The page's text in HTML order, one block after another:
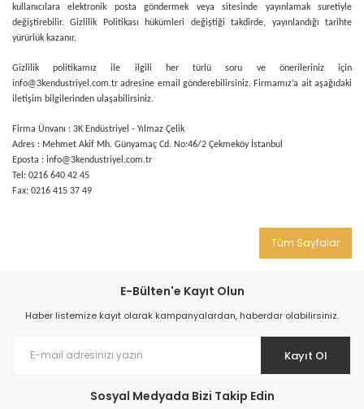
kullanıcılara elektronik posta göndermek veya sitesinde yayınlamak suretiyle
değiştirebilir. Gizlilik Politikası hükümleri değiştiği takdirde, yayınlandığı tarihte
yürürlük kazanır.
Gizlilik politikamız ile ilgili her türlü soru ve önerileriniz için
info@3kendustriyel.com.tr adresine email gönderebilirsiniz. Firmamız’a ait aşağıdaki
iletişim bilgilerinden ulaşabilirsiniz.
Firma Ünvanı : 3K Endüstriyel - Yılmaz Çelik
Adres : Mehmet Akif Mh. Günyamaç Cd. No:46/2 Çekmeköy İstanbul
Eposta : info@3kendustriyel.com.tr
Tel: 0216 640 42 45
Fax: 0216 415 37 49
Tüm Sayfalar
E-Bülten'e Kayıt Olun
Haber listemize kayıt olarak kampanyalardan, haberdar olabilirsiniz.
Kayıt Ol
Sosyal Medyada Bizi Takip Edin